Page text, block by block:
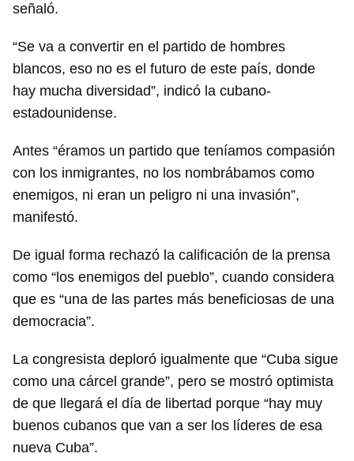
señaló.
“Se va a convertir en el partido de hombres
blancos, eso no es el futuro de este país, donde
hay mucha diversidad”, indicó la cubano-
estadounidense.
Antes “éramos un partido que teníamos compasión
con los inmigrantes, no los nombrábamos como
enemigos, ni eran un peligro ni una invasión”,
manifestó.
De igual forma rechazó la calificación de la prensa
como “los enemigos del pueblo”, cuando considera
que es “una de las partes más beneficiosas de una
democracia”.
La congresista deploró igualmente que “Cuba sigue
como una cárcel grande”, pero se mostró optimista
de que llegará el día de libertad porque “hay muy
buenos cubanos que van a ser los líderes de esa
nueva Cuba”.